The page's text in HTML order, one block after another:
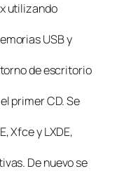
utilizando
USB y
de escritorio
primer CD. Se
Xfce y LXDE,
De nuevo se